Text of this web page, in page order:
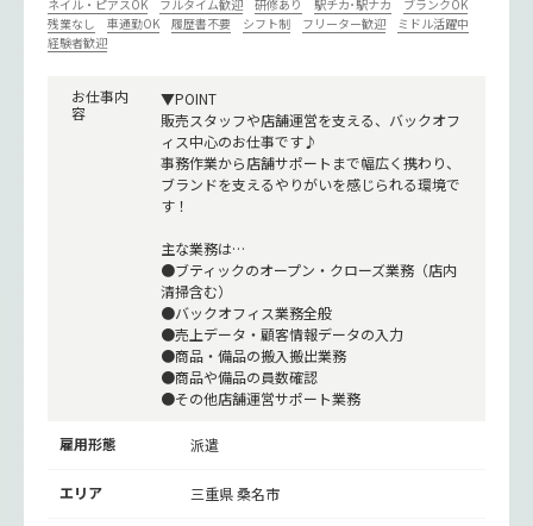
ネイル・ピアスOK フルタイム歓迎 研修あり 駅チカ･駅ナカ
ブランクOK
残業なし
車通勤OK 履歴書不要 シフト制 フリーター歓迎
ミドル活躍中
経験者歓迎
お仕事内
容
▼POINT
販売スタッフや店舗運営を支える、バックオフ
ィス中心のお仕事です♪
事務作業から店舗サポートまで幅広く携わり、
ブランドを支えるやりがいを感じられる環境で
す！
主な業務は…
●ブティックのオープン・クローズ業務（店内
清掃含む）
●バックオフィス業務全般
●売上データ・顧客情報データの入力
●商品・備品の搬入搬出業務
●商品や備品の員数確認
●その他店舗運営サポート業務
雇用形態 派遣
エリア 三重県 桑名市